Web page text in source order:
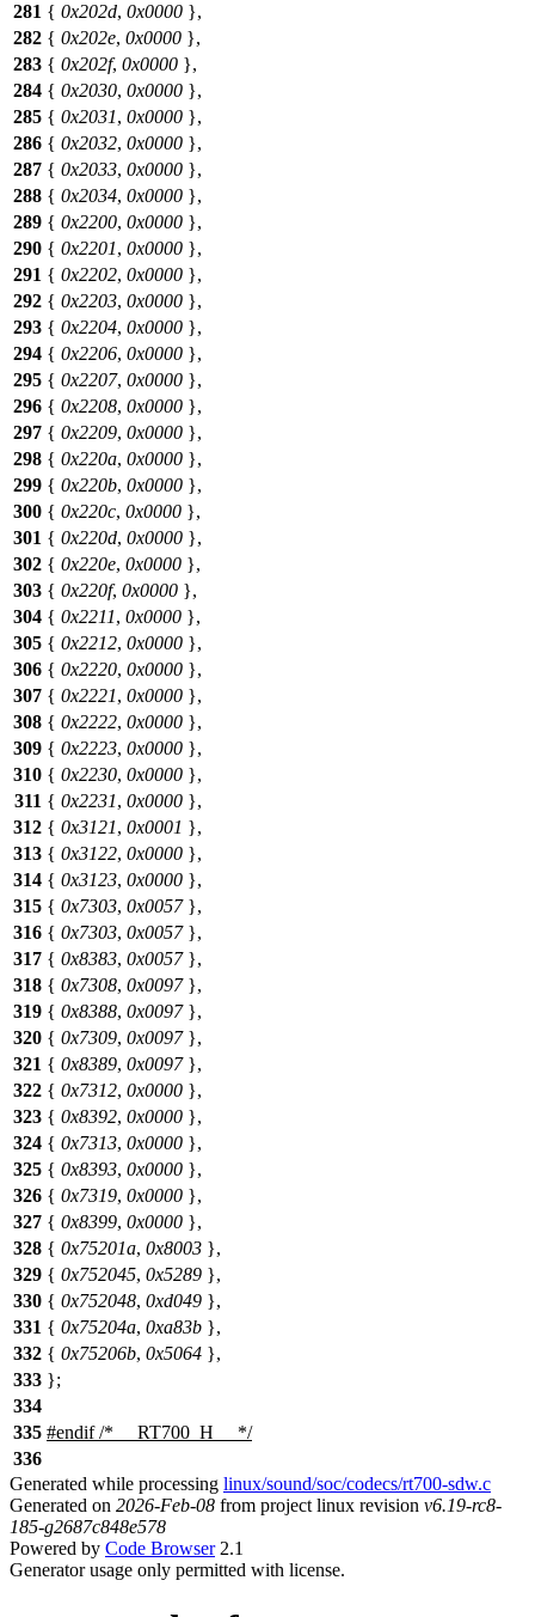
281 { 0x202d, 0x0000 },
282 { 0x202e, 0x0000 },
283 { 0x202f, 0x0000 },
284 { 0x2030, 0x0000 },
285 { 0x2031, 0x0000 },
286 { 0x2032, 0x0000 },
287 { 0x2033, 0x0000 },
288 { 0x2034, 0x0000 },
289 { 0x2200, 0x0000 },
290 { 0x2201, 0x0000 },
291 { 0x2202, 0x0000 },
292 { 0x2203, 0x0000 },
293 { 0x2204, 0x0000 },
294 { 0x2206, 0x0000 },
295 { 0x2207, 0x0000 },
296 { 0x2208, 0x0000 },
297 { 0x2209, 0x0000 },
298 { 0x220a, 0x0000 },
299 { 0x220b, 0x0000 },
300 { 0x220c, 0x0000 },
301 { 0x220d, 0x0000 },
302 { 0x220e, 0x0000 },
303 { 0x220f, 0x0000 },
304 { 0x2211, 0x0000 },
305 { 0x2212, 0x0000 },
306 { 0x2220, 0x0000 },
307 { 0x2221, 0x0000 },
308 { 0x2222, 0x0000 },
309 { 0x2223, 0x0000 },
310 { 0x2230, 0x0000 },
311 { 0x2231, 0x0000 },
312 { 0x3121, 0x0001 },
313 { 0x3122, 0x0000 },
314 { 0x3123, 0x0000 },
315 { 0x7303, 0x0057},
316 { 0x7303, 0x0057},
317 { 0x8383, 0x0057},
318 { 0x7308, 0x0097},
319 { 0x8388, 0x0097},
320 { 0x7309, 0x0097},
321 { 0x8389, 0x0097},
322 { 0x7312, 0x0000 },
323 { 0x8392, 0x0000 },
324 { 0x7313, 0x0000 },
325 { 0x8393, 0x0000 },
326 { 0x7319, 0x0000 },
327 { 0x8399, 0x0000 },
328 { 0x75201a, 0x8003 },
329 { 0x752045, 0x5289 },
330 { 0x752048, 0xd049 },
331 { 0x75204a, 0xa83b },
332 { 0x75206b, 0x5064 },
333 };
334
335 #endif/* __RT700_H__ */
336
Generated while processing linux/sound/soc/codecs/rt700-sdw.c
Generated on 2026-Feb-08 from project linux revision v6.19-rc8-
185-g2687c848e578
Powered by Code Browser2.1
Generator usage only permitted with license.